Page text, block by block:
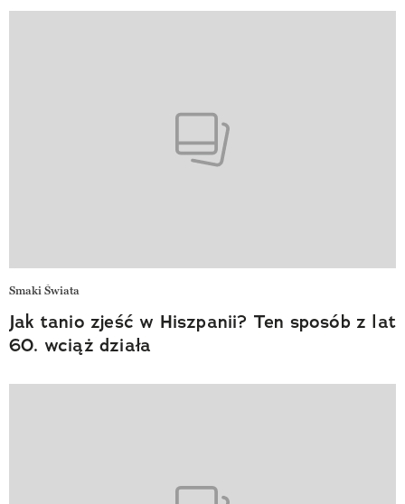
Smaki Świata
Jak tanio zjeść w Hiszpanii? Ten sposób z lat
60. wciąż działa